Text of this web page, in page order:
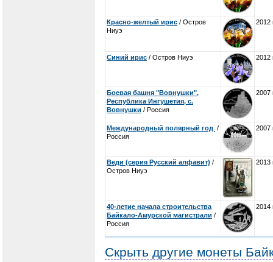
Красно-желтый ирис / Остров
Ниуэ
2012
Синий ирис / Остров Ниуэ 2012
Боевая башня "Вовнушки",
Республика Ингушетия, с.
Вовнушки / Россия
2007
Международный полярный год /
Россия
2007
Веди (серия Русский алфавит) /
Остров Ниуэ
2013
40-летие начала строительства
Байкало-Амурской магистрали /
Россия
2014
Скрыть другие монеты